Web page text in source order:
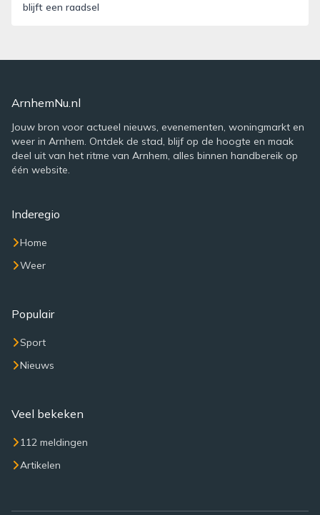
blijft een raadsel
ArnhemNu.nl
Jouw bron voor actueel nieuws, evenementen, woningmarkt en
weer in Arnhem. Ontdek de stad, blijf op de hoogte en maak
deel uit van het ritme van Arnhem, alles binnen handbereik op
één website.
Inderegio
Home
Weer
Populair
Sport
Nieuws
Veel bekeken
112 meldingen
Artikelen